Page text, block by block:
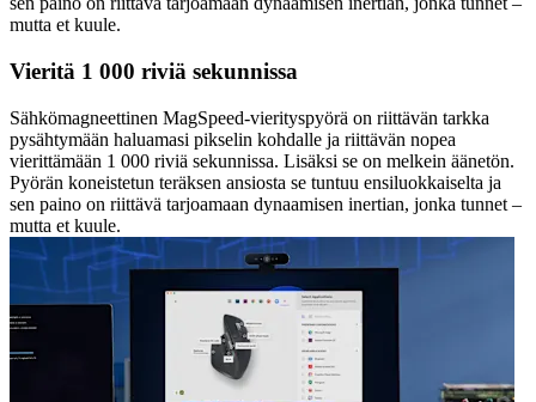
mutta et kuule.
Vieritä 1 000 riviä sekunnissa
Sähkömagneettinen MagSpeed-vierityspyörä on riittävän tarkka
pysähtymään haluamasi pikselin kohdalle ja riittävän nopea
vierittämään 1 000 riviä sekunnissa. Lisäksi se on melkein äänetön.
Pyörän koneistetun teräksen ansiosta se tuntuu ensiluokkaiselta ja
sen paino on riittävä tarjoamaan dynaamisen inertian, jonka tunnet –
mutta et kuule.